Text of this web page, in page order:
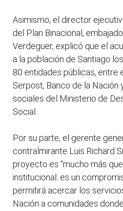
Asimismo, el director
del Plan Binacional,
Verdeguer, explicó que el
a la población de Santiago
80 entidades públicas, entre
Serpost, Banco de la Nación
sociales del Ministerio de
Social.
Por su parte, el gerente
contralmirante Luis Richard
proyecto es “mucho más
institucional: es un
permitirá acercar los
Nación a comunidades